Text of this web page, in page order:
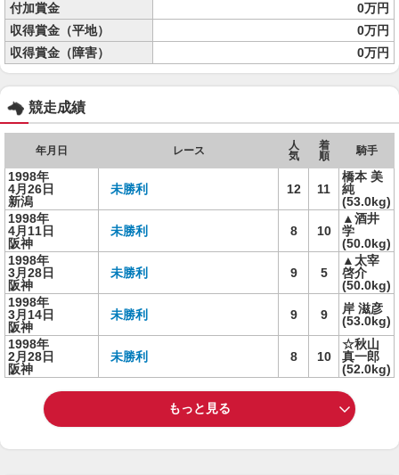
付加賞金
0万円
収得賞金（平地）
0万円
収得賞金（障害）
0万円
競走成績
年月日 レース
人
気
着
順
騎手
1998年
4月26日
新潟
未勝利 12 11
橋本 美
純
(53.0kg)
1998年
4月11日
阪神
未勝利 8 10
▲酒井
学
(50.0kg)
1998年
3月28日
阪神
未勝利 9 5
▲太宰
啓介
(50.0kg)
1998年
3月14日
阪神
未勝利 9 9
岸 滋彦
(53.0kg)
1998年
2月28日
阪神
未勝利 8 10
☆秋山
真一郎
(52.0kg)
もっと見る